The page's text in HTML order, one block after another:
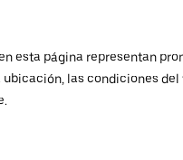
esta página representan
las condiciones